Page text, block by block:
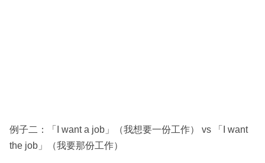
例子二：「I want a job」（我想要一份工作） vs 「I want
the job」（我要那份工作）